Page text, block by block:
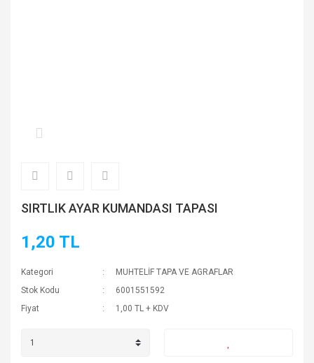
SIRTLIK AYAR KUMANDASI TAPASI
1,20 TL
Kategori
MUHTELİF TAPA VE AGRAFLAR
Stok Kodu
6001551592
Fiyat
1,00 TL + KDV